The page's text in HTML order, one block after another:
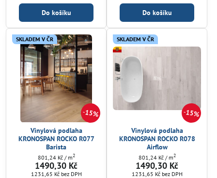
Do košíku Do košíku
15%
SKLADEM V ČR
Vinylová podlaha
KRONOSPAN ROCKO R077
Barista
1490,30 Kč
1231,65 Kč bez DPH
801,24 Kč / m2
15%
SKLADEM V ČR
Vinylová podlaha
KRONOSPAN ROCKO R078
Airflow
1490,30 Kč
1231,65 Kč bez DPH
801,24 Kč / m2